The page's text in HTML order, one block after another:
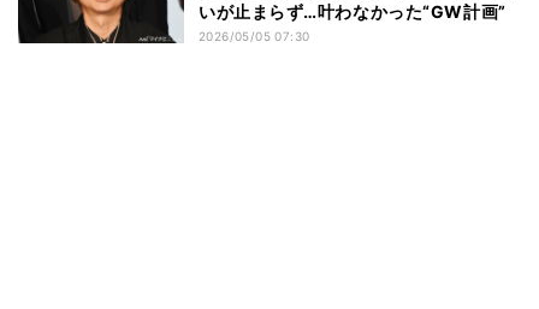
いが止まらず…叶わなかった“GW計画”
2026/05/05 07:30